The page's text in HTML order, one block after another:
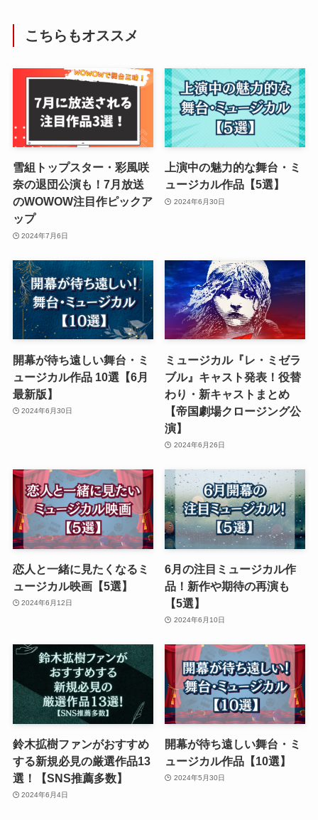
こちらもオススメ
雪組トップスター・彩風咲
奈の退団公演も！7月放送
のWOWOW注目作ピックア
ップ
2024年7月6日
上演中の魅力的な舞台・ミ
ュージカル作品【5選】
2024年6月30日
開幕が待ち遠しい舞台・ミ
ュージカル作品 10選【6月
最新版】
2024年6月30日
ミュージカル『レ・ミゼラ
ブル』キャスト発表！役替
わり・新キャストまとめ
【帝国劇場クロージング公
演】
2024年6月26日
恋人と一緒に見たくなるミ
ュージカル映画【5選】
2024年6月12日
6月の注目ミュージカル作
品！新作や期待の再演も
【5選】
2024年6月10日
鈴木拡樹ファンがおすすめ
する新規必見の厳選作品13
選！【SNS推薦多数】
2024年6月4日
開幕が待ち遠しい舞台・ミ
ュージカル作品【10選】
2024年5月30日